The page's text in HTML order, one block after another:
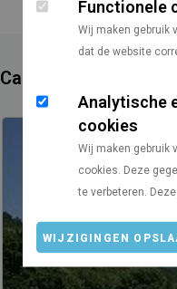
Functionele
Wij maken gebruik
dat de website
Analytische
cookies
Wij maken gebruik
cookies. Deze
te verbeteren.
WIJZIGINGEN
Campings in de buurt